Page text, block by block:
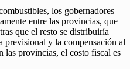
los gobernadores
entre las provincias, que
que el resto se distribuiría
previsional y la compensación al
las provincias, el costo fiscal es